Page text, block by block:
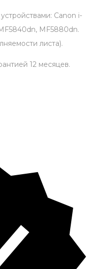
Canon i-
MF5880dn.
листа).
12 месяцев.